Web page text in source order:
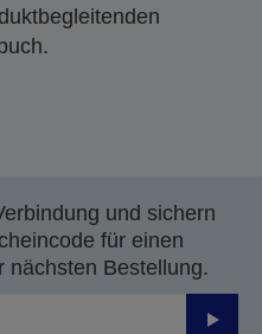
und sichern
für einen
nächsten Bestellung.